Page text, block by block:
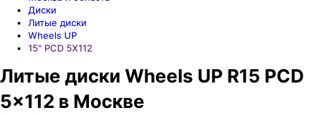
Диски
Литые диски
Wheels UP
15" PCD 5X112
Литые диски Wheels UP R15 PCD
5x112 в Москве